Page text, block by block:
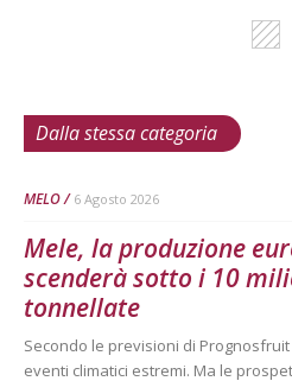
Dalla stessa categoria
MELO 6 Agosto 2026
Mele, la produzione
scenderà sotto i 10
tonnellate
Secondo le previsioni di
eventi climatici estremi. Ma le